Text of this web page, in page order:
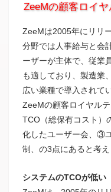
ZeeMの顧客ロイ
ZeeMは2005年にリリ
分野では人事給与と会
ーザーが主体で、従業
も適しており、製造業
広い業種で導入されて
ZeeMの顧客ロイヤル
TCO（総保有コスト）
化したユーザー会、③
制、の3点にあると考え
システムのTCOが低い